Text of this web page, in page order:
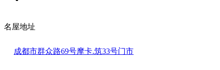
名屋地址
成都市群众路69号摩卡.筑33号门市